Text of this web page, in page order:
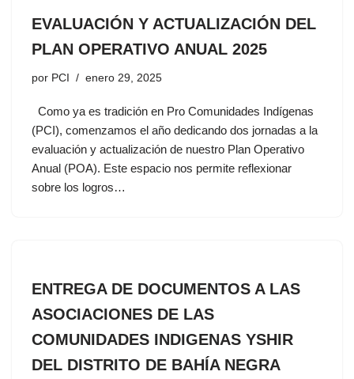
EVALUACIÓN Y ACTUALIZACIÓN DEL
PLAN OPERATIVO ANUAL 2025
por PCI enero 29, 2025
Como ya es tradición en Pro Comunidades Indígenas
(PCI), comenzamos el año dedicando dos jornadas a la
evaluación y actualización de nuestro Plan Operativo
Anual (POA). Este espacio nos permite reflexionar
sobre los logros…
ENTREGA DE DOCUMENTOS A LAS
ASOCIACIONES DE LAS
COMUNIDADES INDIGENAS YSHIR
DEL DISTRITO DE BAHÍA NEGRA